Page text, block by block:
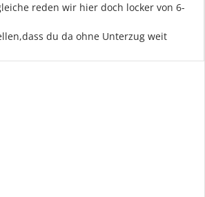
reden wir hier doch locker von 6-
du da ohne Unterzug weit